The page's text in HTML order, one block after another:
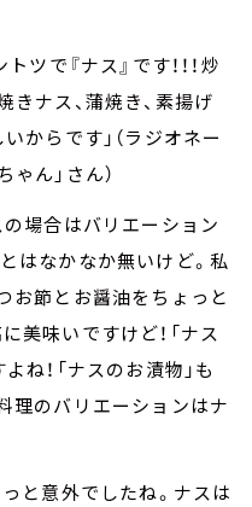
ツで『ナス』です！！！炒
きナス、蒲焼き、素揚げ
からです」（ラジオネー
ん」さん）
の場合はバリエーション
はなかなか無いけど。私
お節とお醤油をちょっと
美味いですけど！「ナス
ね！「ナスのお漬物」も
理のバリエーションはナ
と意外でしたね。ナスは